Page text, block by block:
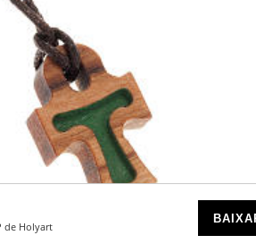
de Holyart